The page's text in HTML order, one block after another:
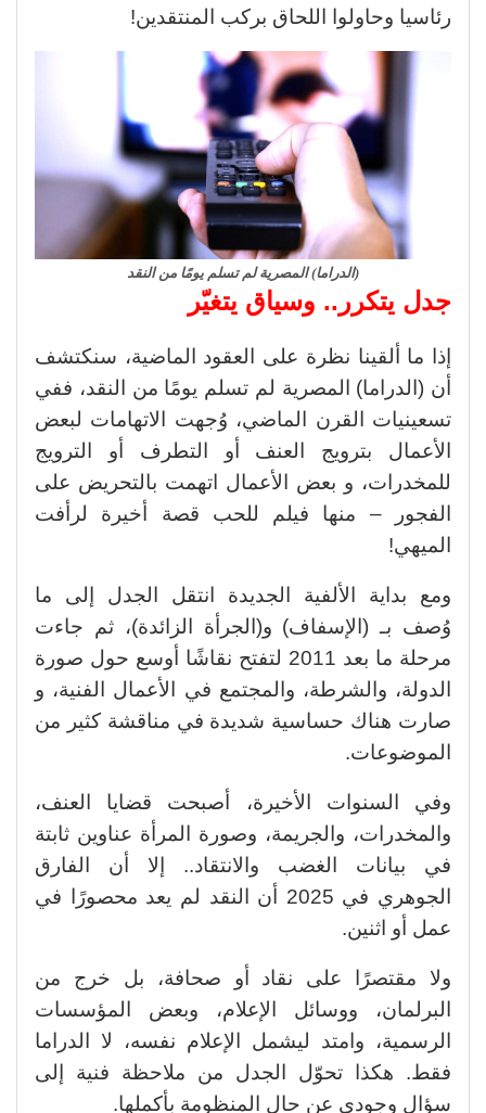
رئاسيا وحاولوا اللحاق بركب المنتقدين!
(الدراما) المصرية لم تسلم يومًا من النقد
جدل يتكرر.. وسياق يتغيّر
إذا ما ألقينا نظرة على العقود الماضية، سنكتشف
أن (الدراما) المصرية لم تسلم يومًا من النقد، ففي
تسعينيات القرن الماضي، وُجهت الاتهامات لبعض
الأعمال بترويج العنف أو التطرف أو الترويج
للمخدرات، و بعض الأعمال اتهمت بالتحريض على
الفجور – منها فيلم للحب قصة أخيرة لرأفت
الميهي!
ومع بداية الألفية الجديدة انتقل الجدل إلى ما
وُصف بـ (الإسفاف) و(الجرأة الزائدة)، ثم جاءت
مرحلة ما بعد 2011 لتفتح نقاشًا أوسع حول صورة
الدولة، والشرطة، والمجتمع في الأعمال الفنية، و
صارت هناك حساسية شديدة في مناقشة كثير من
الموضوعات.
وفي السنوات الأخيرة، أصبحت قضايا العنف،
والمخدرات، والجريمة، وصورة المرأة عناوين ثابتة
في بيانات الغضب والانتقاد.. إلا أن الفارق
الجوهري في 2025 أن النقد لم يعد محصورًا في
عمل أو اثنين.
ولا مقتصرًا على نقاد أو صحافة، بل خرج من
البرلمان، ووسائل الإعلام، وبعض المؤسسات
الرسمية، وامتد ليشمل الإعلام نفسه، لا الدراما
فقط. هكذا تحوّل الجدل من ملاحظة فنية إلى
سؤال وجودي عن حال المنظومة بأكملها.